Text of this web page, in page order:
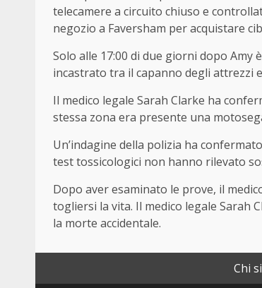
telecamere a circuito chiuso e
negozio a Faversham per acquistare
Solo alle 17:00 di due giorni dopo
incastrato tra il capanno degli attrezzi
Il medico legale Sarah Clarke ha
stessa zona era presente una
Un’indagine della polizia ha
test tossicologici non hanno rilevato
Dopo aver esaminato le prove, il
togliersi la vita. Il medico legale Sarah
la morte accidentale.
Chi